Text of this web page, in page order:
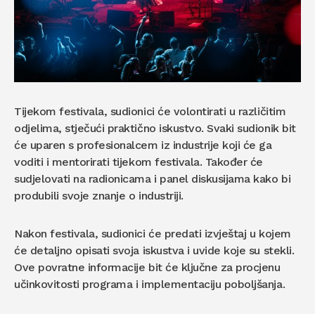
Tijekom festivala, sudionici će volontirati u različitim
odjelima, stječući praktično iskustvo. Svaki sudionik bit
će uparen s profesionalcem iz industrije koji će ga
voditi i mentorirati tijekom festivala. Također će
sudjelovati na radionicama i panel diskusijama kako bi
produbili svoje znanje o industriji.
Nakon festivala, sudionici će predati izvještaj u kojem
će detaljno opisati svoja iskustva i uvide koje su stekli.
Ove povratne informacije bit će ključne za procjenu
učinkovitosti programa i implementaciju poboljšanja.